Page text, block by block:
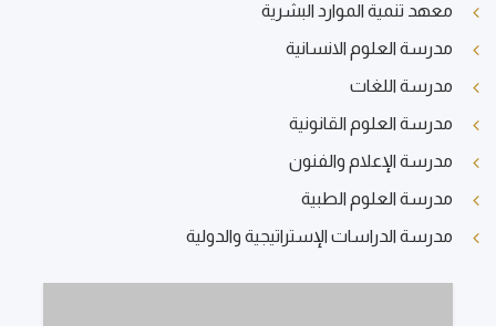
معهد تنمية الموارد البشرية
مدرسة العلوم الانسانية
مدرسة اللغات
مدرسة العلوم القانونية
مدرسة الإعلام والفنون
مدرسة العلوم الطبية
مدرسة الدراسات الإستراتيجية والدولية